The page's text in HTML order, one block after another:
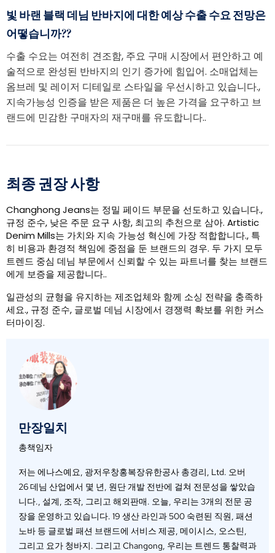
빛 바랜 블랙 데님 반바지에 대한 예상 수출 수요 전망은
어떻습니까??
수출 수요는 여전히 견조함, 주요 구매 시장에서 편안하고 예
술적으로 완성된 반바지의 인기 증가에 힘입어. 소매업체는
옴브레 및 레이저 디테일로 스타일을 우선시하고 있습니다.,
지속가능성 인증을 받은 제품은 더 높은 가격을 요구하고 브
랜드에 민감한 구매자의 재구매를 유도합니다..
최종 권장 사항
Changhong Jeans는 정밀 페이드 부문을 선도하고 있습니다.,
규정 준수, 낮은 주문 요구 사항, 최고의 추천으로 삼아. Artistic
Denim Mills는 가치와 지속 가능성 혁신에 가장 적합합니다., 특
히 비용과 환경적 책임에 중점을 둔 브랜드의 경우. 두 가지 모두
트렌드 중심 데님 부문에서 신뢰할 수 있는 파트너를 찾는 브랜드
에게 보증을 제공합니다..
일관성의 균형을 유지하는 제조업체와 함께 소싱 전략을 충족하
세요., 규정 준수, 글로벌 데님 시장에서 경쟁력 확보를 위한 커스
터마이징.
만장일치
총책임자
저는 에나스예요, 광저우창홍복장유한공사 총경리, Ltd. 오버
26 데님 산업에서 몇 년, 원단 개발 전반에 걸쳐 전문성을 쌓았습
니다., 설계, 조작, 그리고 해외판매. 오늘, 우리는 3개의 전문 공
장을 운영하고 있습니다. 19 생산 라인과 500 숙련된 직원, 패션
노바 등 글로벌 패션 브랜드에 서비스 제공, 메이시스, 오스틴,
그리고 요가 청바지. 그리고 Changong, 우리는 트렌드 통찰력과